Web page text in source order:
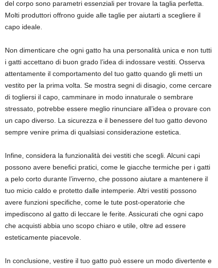
del corpo sono parametri essenziali per trovare la taglia perfetta.
Molti produttori offrono guide alle taglie per aiutarti a scegliere il
capo ideale.
Non dimenticare che ogni gatto ha una personalità unica e non tutti
i gatti accettano di buon grado l’idea di indossare vestiti. Osserva
attentamente il comportamento del tuo gatto quando gli metti un
vestito per la prima volta. Se mostra segni di disagio, come cercare
di togliersi il capo, camminare in modo innaturale o sembrare
stressato, potrebbe essere meglio rinunciare all’idea o provare con
un capo diverso. La sicurezza e il benessere del tuo gatto devono
sempre venire prima di qualsiasi considerazione estetica.
Infine, considera la funzionalità dei vestiti che scegli. Alcuni capi
possono avere benefici pratici, come le giacche termiche per i gatti
a pelo corto durante l’inverno, che possono aiutare a mantenere il
tuo micio caldo e protetto dalle intemperie. Altri vestiti possono
avere funzioni specifiche, come le tute post-operatorie che
impediscono al gatto di leccare le ferite. Assicurati che ogni capo
che acquisti abbia uno scopo chiaro e utile, oltre ad essere
esteticamente piacevole.
In conclusione, vestire il tuo gatto può essere un modo divertente e